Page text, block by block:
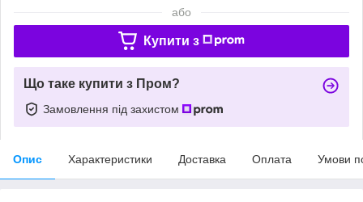
або
Купити з
Що таке купити з Пром?
Замовлення під захистом
Опис Характеристики Доставка Оплата Умови